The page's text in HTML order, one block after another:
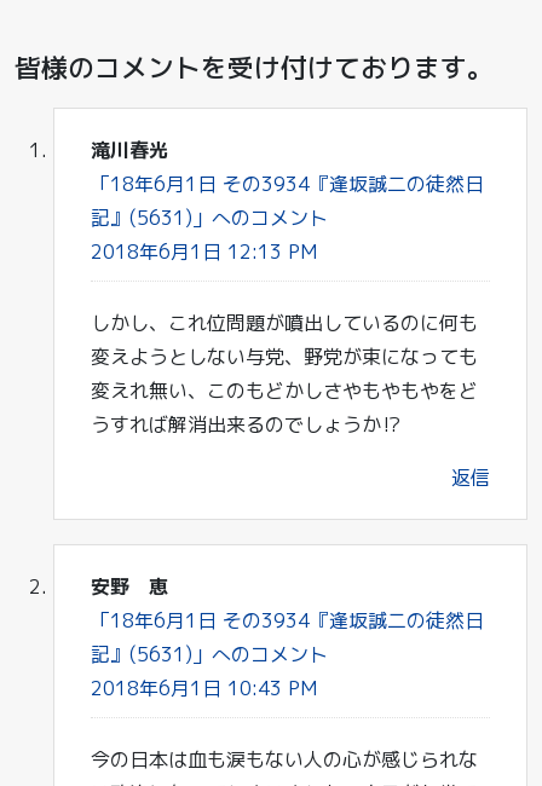
皆様のコメントを受け付けております。
滝川春光
「18年6月1日 その3934『逢坂誠二の徒然日
記』(5631)」へのコメント
2018年6月1日 12:13 PM
しかし、これ位問題が噴出しているのに何も
変えようとしない与党、野党が束になっても
変えれ無い、このもどかしさやもやもやをど
うすれば解消出来るのでしょうか⁉
返信
安野 恵
「18年6月1日 その3934『逢坂誠二の徒然日
記』(5631)」へのコメント
2018年6月1日 10:43 PM
今の日本は血も涙もない人の心が感じられな